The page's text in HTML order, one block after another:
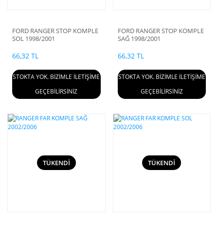
FORD RANGER STOP KOMPLE
SOL 1998/2001
66,32 TL
STOKTA YOK. BİZİMLE İLETİŞİME
GEÇEBİLİRSİNİZ
FORD RANGER STOP KOMPLE
SAĞ 1998/2001
66,32 TL
STOKTA YOK. BİZİMLE İLETİŞİME
GEÇEBİLİRSİNİZ
TÜKENDİ TÜKENDİ